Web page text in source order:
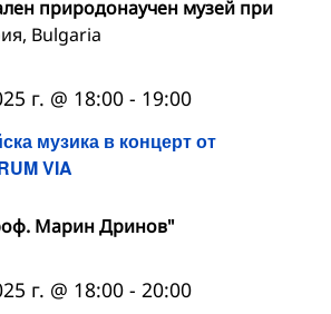
природонаучен музей при
Bulgaria
музика в концерт от
VIA
г. @ 18:00 - 19:00
Марин Дринов"
г. @ 18:00 - 20:00